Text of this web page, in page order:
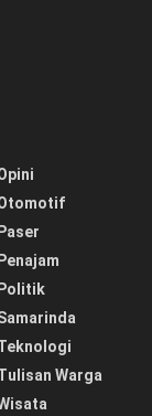
Paser
Penajam
Politik
Warga